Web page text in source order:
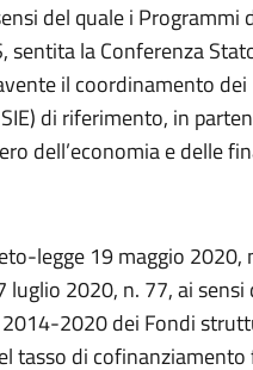
del quale i Programmi
sentita la Conferenza
il coordinamento
di riferimento, in
dell’economia e delle
legge 19 maggio 2020,
2020, n. 77, ai sensi
2020 dei Fondi
tasso di